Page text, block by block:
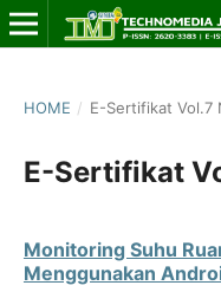
HOME / E-Sertifikat Vol.7
E-Sertifikat
Monitoring Suhu
Menggunakan